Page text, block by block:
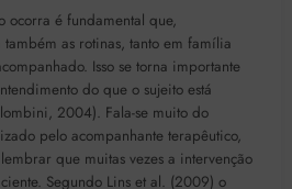
ocorra é fundamental que,
as rotinas, tanto em família
Isso se torna importante
do que o sujeito está
2004). Fala-se muito do
pelo acompanhante terapêutico,
que muitas vezes a intervenção
Segundo Lins et al. (2009) o